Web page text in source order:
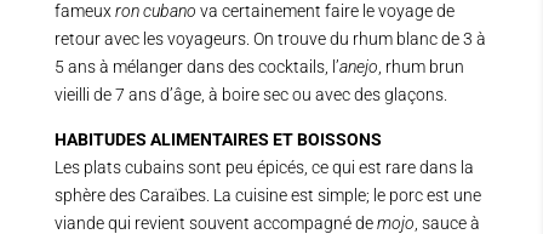
fameuxron cubano va certainement faire le voyage de
retour avec les voyageurs. On trouve du rhum blanc de 3 à
5 ans à mélanger dans des cocktails, l’anejo , rhum brun
vieilli de 7 ans d’âge, à boire sec ou avec des glaçons.
HABITUDES ALIMENTAIRES ET BOISSONS
Les plats cubains sont peu épicés, ce qui est rare dans la
sphère des Caraïbes. La cuisine est simple; le porc est une
viande qui revient souvent accompagné demojo , sauce à